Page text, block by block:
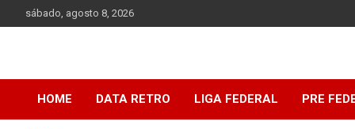
al
sábado, agosto 8, 2026
DATA Basquet
HOME DATA RETRO LIGA FEDERAL PRE